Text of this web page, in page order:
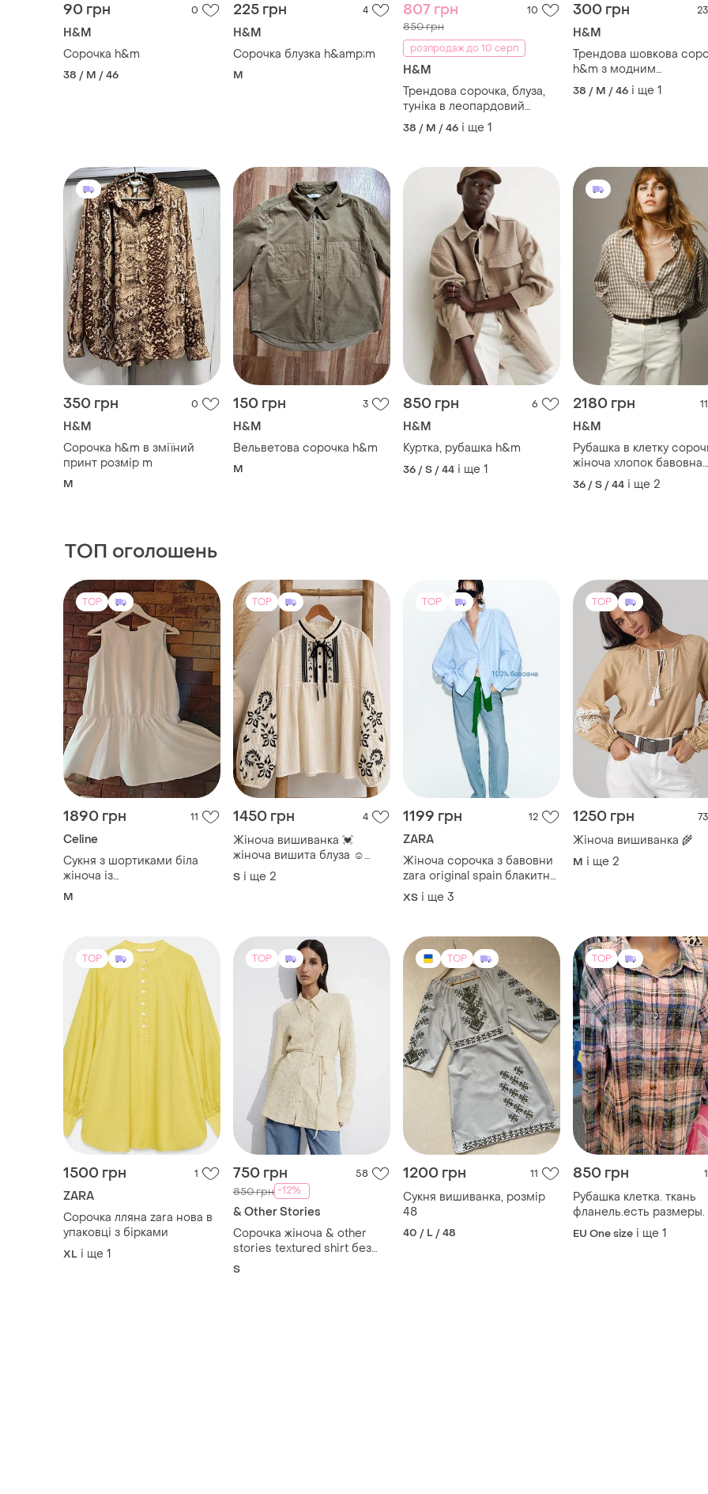
90 грн 0
H&M
Сорочка h&m
38 / M / 46
225 грн 4
H&M
Сорочка блузка h&amp;m
M
807 грн 10
850 грн
розпродаж до 10 серп
H&M
Трендова сорочка, блуза,
туніка в леопардовий
принт від h&m м
38 / M / 46 і ще 1
300 грн 23
H&M
Трендова шовкова
h&m з модним
леопардовим принтом
38 / M / 46 і ще 1
350 грн 0
H&M
Сорочка h&m в зміїний
принт розмір m
M
150 грн 3
H&M
Вельветова сорочка h&m
M
850 грн 6
H&M
Куртка, рубашка h&m
36 / S / 44 і ще 1
2180 грн 11
H&M
Рубашка в клетку
жіноча хлопок бавовна
h&m
36 / S / 44 і ще 2
ТОП оголошень
TOP
1890 грн 11
Celine
Сукня з шортиками біла
жіноча із
бавовни.брендова,стан
M
TOP
1450 грн 4
Жіноча вишиванка 💓
жіноча вишита блуза ☺️
жіноча бежева вишиванка
S і ще 2
TOP
1199 грн 12
ZARA
Жіноча сорочка з бавовни
zara original spain блакитна
сорочка зара xs-m
ХS і ще 3
TOP
1250 грн 73
Жіноча вишиванка 🌾
M і ще 2
TOP
1500 грн 1
ZARA
Сорочка лляна zara нова в
упаковці з бірками
XL і ще 1
TOP
750 грн 58
850 грн -12%
& Other Stories
Сорочка жіноча & other
stories textured shirt без
пояса
S
TOP
1200 грн 11
Сукня вишиванка, розмір
48
40 / L / 48
TOP
850 грн 1
Рубашка клетка. ткань
фланель.есть размеры.
EU One size і ще 1